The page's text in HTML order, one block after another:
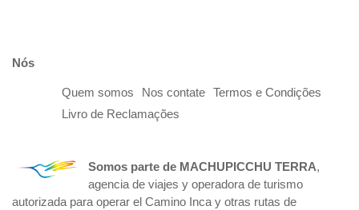
Nós
Quem somos Nos contate
Termos e Condições
Livro de Reclamações
Somos parte de MACHUPICCHU TERRA,
agencia de viajes y operadora de turismo
autorizada para operar el Camino Inca y otras rutas de